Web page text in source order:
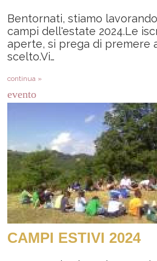
Bentornati, stiamo
campi dell'estate 2024.Le
aperte, si prega di premere
scelto.Vi…
continua »
evento
CAMPI ESTIVI 2024